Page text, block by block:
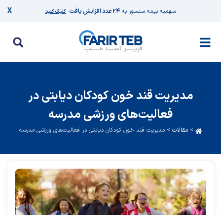
سهمیه بیمه سنسور به۲۴ عدد افزایش یافت کلیک کنید X
مدیریت قند خون کودکان دیابتی در
فعالیت‌های ورزشی مدرسه
>مقالات >مدیریت قند خون کودکان دیابتی در فعالیت‌های ورزشی مدرسه